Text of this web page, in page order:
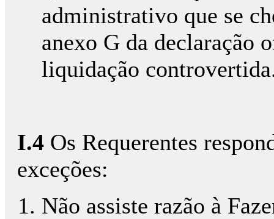
administrativo que se
anexo G da declaração
liquidação
I.4 Os Requerentes
exceções:
Não assiste razão à